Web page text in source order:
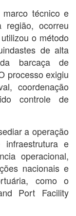
técnico e
região, ocorreu
o método
de alta
barcaça de
processo exigiu
coordenação
controle de
a operação
e
operacional,
nacionais e
como o
Port Facility